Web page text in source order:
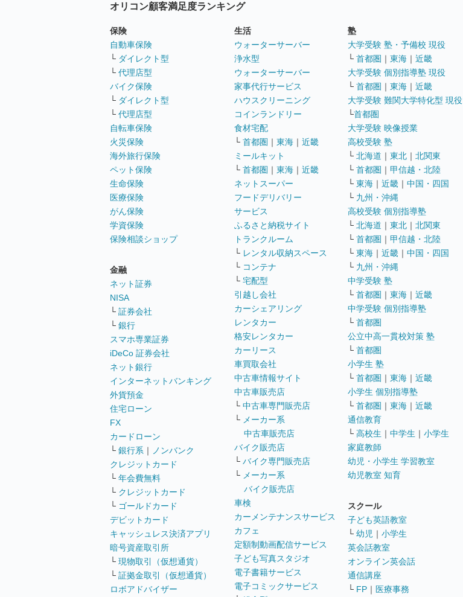
オリコン顧客満足度ランキング
保険
自動車保険
└ ダイレクト型
└ 代理店型
バイク保険
└ ダイレクト型
└ 代理店型
自転車保険
火災保険
海外旅行保険
ペット保険
生命保険
医療保険
がん保険
学資保険
保険相談ショップ
金融
ネット証券
NISA
└ 証券会社
└ 銀行
スマホ専業証券
iDeCo 証券会社
ネット銀行
インターネットバンキング
外貨預金
住宅ローン
FX
カードローン
└ 銀行系 ｜
ノンバンク
クレジットカード
└ 年会費無料
└ クレジットカード
└ ゴールドカード
デビットカード
キャッシュレス決済アプリ
暗号資産取引所
└ 現物取引（仮想通貨）
└ 証拠金取引（仮想通貨）
ロボアドバイザー
生活
ウォーターサーバー
浄水型
ウォーターサーバー
家事代行サービス
ハウスクリーニング
コインランドリー
食材宅配
└ 首都圏 ｜ 東海 ｜ 近畿
ミールキット
└ 首都圏 ｜ 東海 ｜ 近畿
ネットスーパー
フードデリバリー
サービス
ふるさと納税サイト
トランクルーム
└ レンタル収納スペース
└ コンテナ
└ 宅配型
引越し会社
カーシェアリング
レンタカー
格安レンタカー
カーリース
車買取会社
中古車情報サイト
中古車販売店
└ 中古車専門販売店
└ メーカー系
中古車販売店
バイク販売店
└ バイク専門販売店
└ メーカー系
バイク販売店
車検
カーメンテナンスサービス
カフェ
定額制動画配信サービス
子ども写真スタジオ
電子書籍サービス
電子コミックサービス
塾
大学受験 塾・予備校 現役
└ 首都圏 ｜ 東海 ｜ 近畿
大学受験 個別指導塾 現役
└ 首都圏 ｜ 東海 ｜ 近畿
大学受験 難関大学特化型 現役
└首都圏
大学受験 映像授業
高校受験 塾
└ 北海道 ｜ 東北 ｜ 北関東
└ 首都圏 ｜ 甲信越・北陸
└ 東海 ｜ 近畿 ｜ 中国・四国
└ 九州・沖縄
高校受験 個別指導塾
└ 北海道 ｜ 東北 ｜ 北関東
└ 首都圏 ｜ 甲信越・北陸
└ 東海 ｜ 近畿 ｜ 中国・四国
└ 九州・沖縄
中学受験 塾
└ 首都圏 ｜ 東海 ｜ 近畿
中学受験 個別指導塾
└ 首都圏
公立中高一貫校対策 塾
└ 首都圏
小学生 塾
└ 首都圏 ｜ 東海 ｜ 近畿
小学生 個別指導塾
└ 首都圏 ｜ 東海 ｜ 近畿
通信教育
└ 高校生 ｜ 中学生 ｜ 小学生
家庭教師
幼児・小学生 学習教室
幼児教室 知育
スクール
子ども英語教室
└ 幼児 ｜ 小学生
英会話教室
オンライン英会話
通信講座
└ FP ｜ 医療事務